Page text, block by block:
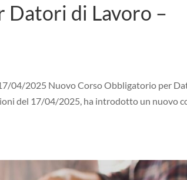
Datori di Lavoro –
04/2025 Nuovo Corso Obbligatorio per
del 17/04/2025, ha introdotto un nuovo